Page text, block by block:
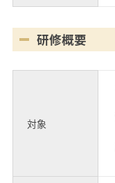
研修概要
対象